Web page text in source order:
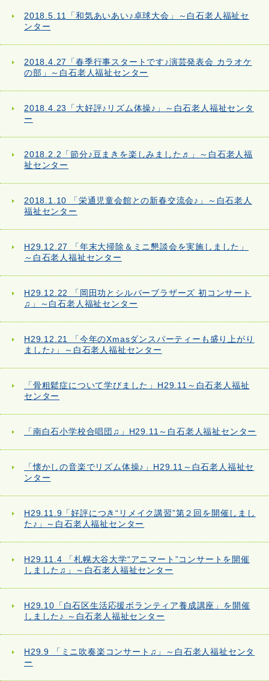
2018.5.11「和気あいあい♪卓球大会」～白石老人福祉セ
ンター
2018.4.27「春季行事スタートです♪演芸発表会 カラオケ
の部」～白石老人福祉センター
2018.4.23「大好評♪リズム体操♪」～白石老人福祉センタ
ー
2018.2.2「節分♪豆まきを楽しみました♬」～白石老人福
祉センター
2018.1.10 「栄通児童会館との新春交流会♪」～白石老人
福祉センター
H29.12.27 「年末大掃除＆ミニ懇談会を実施しました」
～白石老人福祉センター
H29.12.22 「岡田功とシルバーブラザーズ 初コンサート
♫」～白石老人福祉センター
H29.12.21 「今年のXmasダンスパーティーも盛り上がり
ました♪」～白石老人福祉センター
「骨粗鬆症について学びました」H29.11～白石老人福祉
センター
「南白石小学校合唱団♫」H29.11～白石老人福祉センター
「懐かしの音楽でリズム体操♪」H29.11～白石老人福祉セ
ンター
H29.11.9「好評につき“リメイク講習”第２回を開催しまし
た♪」～白石老人福祉センター
H29.11.4 「札幌大谷大学“アニマート”コンサートを開催
しました♫」～白石老人福祉センター
H29.10「白石区生活応援ボランティア養成講座」を開催
しました♪ ～白石老人福祉センター
H29.9 「ミニ吹奏楽コンサート♫」～白石老人福祉センタ
ー